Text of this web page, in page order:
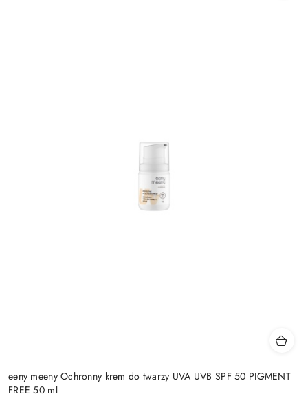
eeny meeny Ochronny krem do twarzy UVA UVB SPF 50 PIGMENT
FREE 50 ml